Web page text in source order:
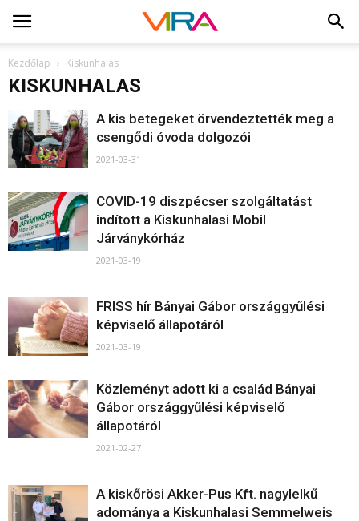
Kezdőlap Kiskunhalas
KISKUNHALAS
A kis betegeket örvendeztették meg a
csengődi óvoda dolgozói
2021-03-31
COVID-19 diszpécser szolgáltatást
indított a Kiskunhalasi Mobil
Járványkórház
2021-03-19
FRISS hír Bányai Gábor országgyűlési
képviselő állapotáról
2021-03-19
Közleményt adott ki a család Bányai
Gábor országgyűlési képviselő
állapotáról
2021-02-27
A kiskőrösi Akker-Pus Kft. nagylelkű
adománya a Kiskunhalasi Semmelweis